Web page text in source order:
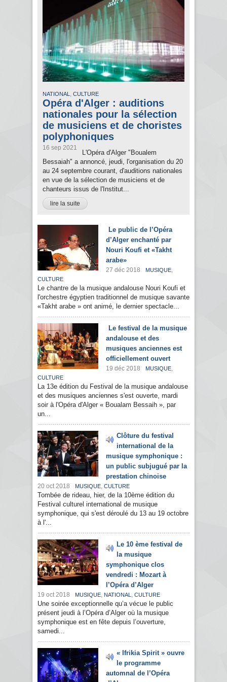
NATIONAL , CULTURE
Opéra d'Alger : auditions
nationales pour la sélection
de musiciens et de choristes
polyphoniques
16 sep 2021
L'Opéra d'Alger "Boualem
Bessaiah" a annoncé, jeudi, l'organisation du 20
au 24 septembre courant, d'auditions nationales
en vue de la sélection de musiciens et de
chanteurs issus de l'Institut...
lire la suite
Le public de l’Opéra
d’Alger enchanté par
Nouri Koufi et «Takht
arabe»
27 déc 2018 MUSIQUE,
CULTURE
Le chantre de la musique andalouse Nouri Koufi et
l'orchestre égyptien traditionnel de musique savante
«Takht arabe » ont animé, le dernier spectacle...
Le festival de la musique
andalouse et des
musiques anciennes est
officiellement ouvert
19 déc 2018 MUSIQUE,
CULTURE
La 13e édition du Festival de la musique andalouse
et des musiques anciennes s'est ouverte, mardi
soir à l'Opéra d'Alger « Boualam Bessaih », par
un...
Clôture du festival
international de la
musique symphonique :
un public subjugué par la
prestation chinoise
20 oct 2018 MUSIQUE, CULTURE
Tombée de rideau, hier, de la 10ème édition du
Festival culturel international de musique
symphonique, qui s'est déroulé du 13 au 19 octobre
à l'...
Le 10 ème festival de
la musique
symphonique clos
vendredi : Mozart à
l’Opéra d’Alger
19 oct 2018 MUSIQUE, NATIONAL , CULTURE
Une soirée exceptionnelle qu’a vécue le public
présent jeudi à l’Opéra d’Alger où la musique
symphonique est en fête depuis l’ouverture,
samedi...
« Ifrikia Spirit » ouvre
le programme
automnal de l’Opéra